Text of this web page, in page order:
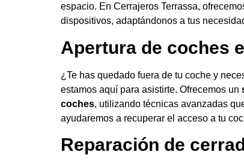
espacio. En Cerrajeros Terrassa,
dispositivos, adaptándonos a tus
Apertura de coches
¿Te has quedado fuera de tu coche y
estamos aquí para asistirte. Ofrecemos un
coches, utilizando técnicas avanzadas
ayudaremos a recuperar el acceso a tu
Reparación de